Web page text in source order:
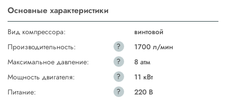
Основные характеристики
Вид компрессора:
винтовой
Производительность:
?
1700 л/мин
Максимальное давление:
?
8 атм
Мощность двигателя:
?
11 кВт
Питание:
?
220 В